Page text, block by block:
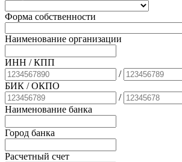
Форма собственности
Наименование организации
ИНН / КПП
/
БИК / ОКПО
/
Наименование банка
Город банка
Расчетный счет